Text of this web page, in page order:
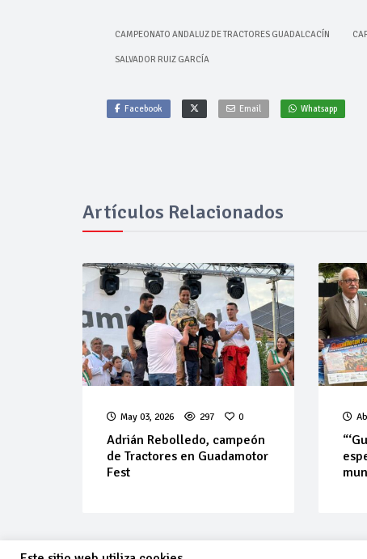
CAMPEONATO ANDALUZ DE TRACTORES GUADALCACÍN
SALVADOR RUIZ GARCÍA
Facebook Email Whatsapp
Artículos Relacionados
May 03, 2026 297 0
Adrián Rebolledo, campeón
de Tractores en Guadamotor
Fest